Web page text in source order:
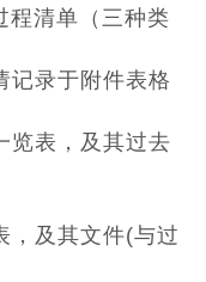
程清单（三种类
记录于附件表格
览表，及其过去
，及其文件(与过